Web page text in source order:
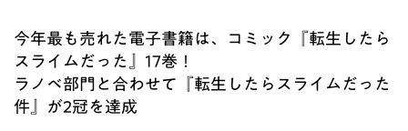
今年最も売れた電子書籍は、コミック『転生したら
スライムだった』17巻！
ラノベ部門と合わせて『転生したらスライムだった
件』が2冠を達成